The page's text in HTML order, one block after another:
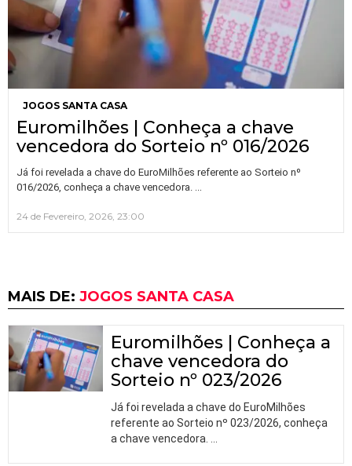
JOGOS SANTA CASA
Euromilhões | Conheça a chave
vencedora do Sorteio nº 016/2026
Já foi revelada a chave do EuroMilhões referente ao Sorteio nº
016/2026, conheça a chave vencedora. …
24 de Fevereiro, 2026, 23:00
MAIS DE: JOGOS SANTA CASA
Euromilhões | Conheça a
chave vencedora do
Sorteio nº 023/2026
Já foi revelada a chave do EuroMilhões
referente ao Sorteio nº 023/2026, conheça
a chave vencedora. …